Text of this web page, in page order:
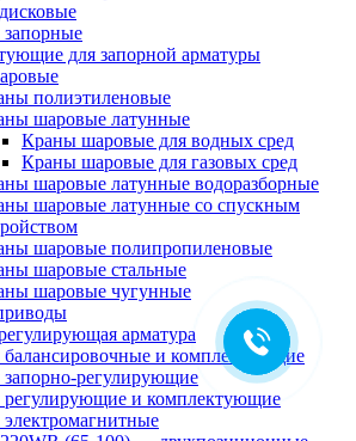
для запорной арматуры
полиэтиленовые
шаровые латунные
Краны шаровые для водных сред
Краны шаровые для газовых сред
шаровые латунные водоразборные
шаровые латунные со спускным
шаровые полипропиленовые
шаровые стальные
шаровые чугунные
арматура
и комплектующие
регулирующие
и комплектующие